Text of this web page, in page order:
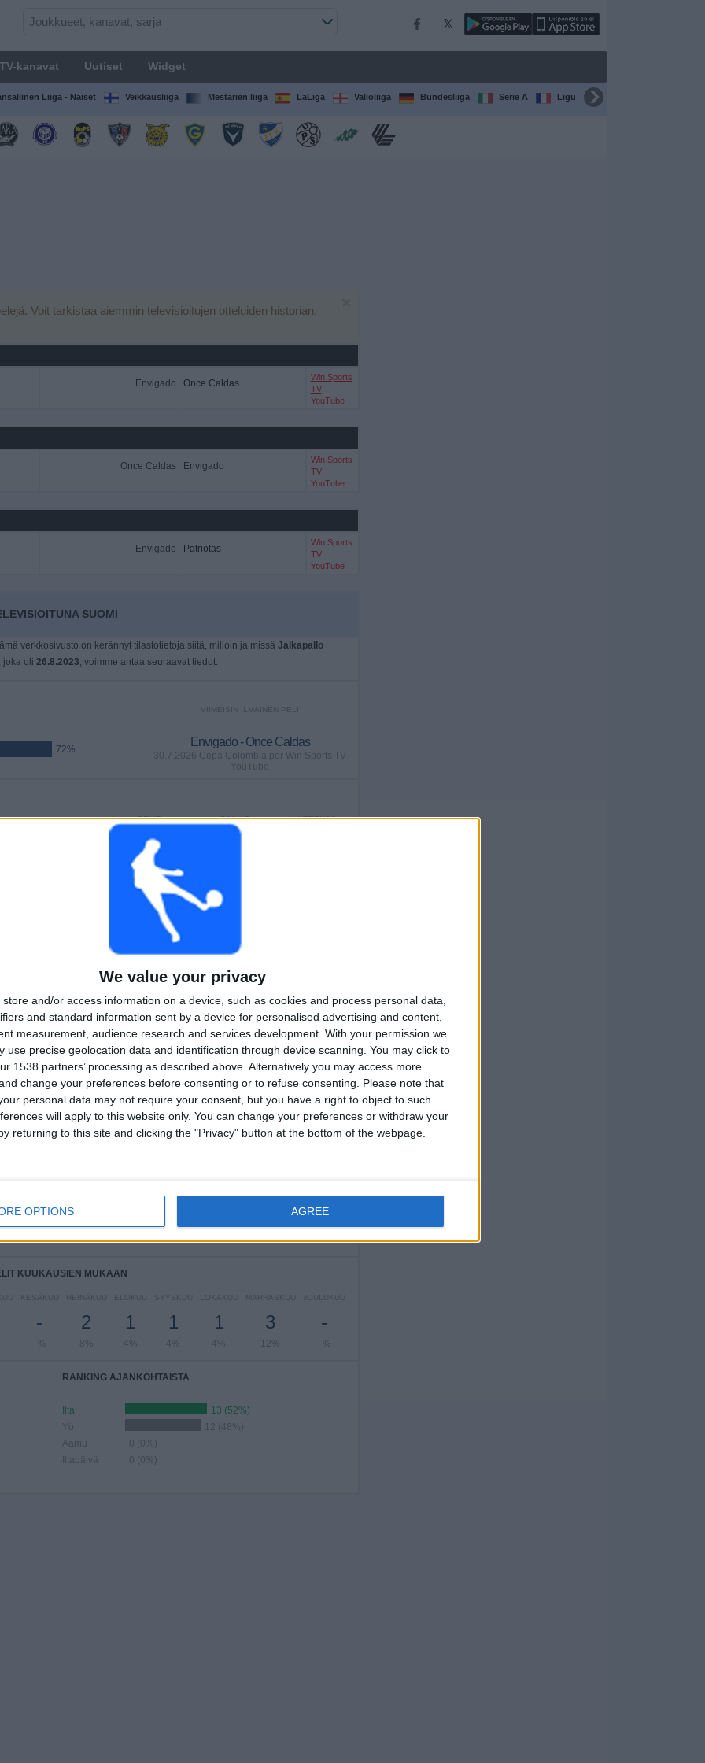
We value your privacy
store and/or access information on a device, such as cookies and process personal data,
and standard information sent by a device for personalised advertising and content,
measurement, audience research and services development. With your permission we
use precise geolocation data and identification through device scanning. You may click to
1538 partners’ processing as described above. Alternatively you may access more
change your preferences before consenting or to refuse consenting.
Please note that
personal data may not require your consent, but you have a right to object to such
will apply to this website only. You can change your preferences or withdraw your
returning to this site and clicking the "Privacy" button at the bottom of the webpage.
OPTIONS AGREE
TV-kanavat Uutiset Widget
Liiga - Naiset Veikkausliiga Mestarien liiga LaLiga Valioliiga Bundesliiga Serie A Ligue 1
Voit tarkistaa aiemmin televisioitujen otteluiden historian.
Envigado Once Caldas
Win Sports
TV
YouTube
Once Caldas Envigado
Win Sports
TV
YouTube
Envigado Patriotas
Win Sports
TV
YouTube
SUOMI
verkkosivusto on kerännyt tilastotietoja siitä, milloin ja missä Jalkapallo
, joka oli 26.8.2023, voimme antaa seuraavat tiedot:
72%
VIIMEISIN ILMAINEN PELI
Envigado - Once Caldas
30.7.2026 Copa Colombia por Win Sports TV
YouTube
YHTEENSÄ
PÄIVÄT
7
PELIT
0
PERÄKKÄISET
MAKSUPELIT
2
YHTEENSÄ
RANKING KILPAILUJEN MUKAAN
Primera A
21 (84%)
Copa Colombia
3 (12%)
Primera B
1 (4%)
Näytä täydellinen ranking
2
8% 8% 32% 24%
KUUKAUSIEN MUKAAN
KESÄKUU
-
- %
HEINÄKUU
2
8%
ELOKUU
1
4%
SYYSKUU
1
4%
LOKAKUU
1
4%
MARRASKUU
3
12%
JOULUKUU
-
- %
RANKING AJANKOHTAISTA
Ilta
13 (52%)
Yö
12 (48%)
Aamu
0 (0%)
Iltapäivä
0 (0%)